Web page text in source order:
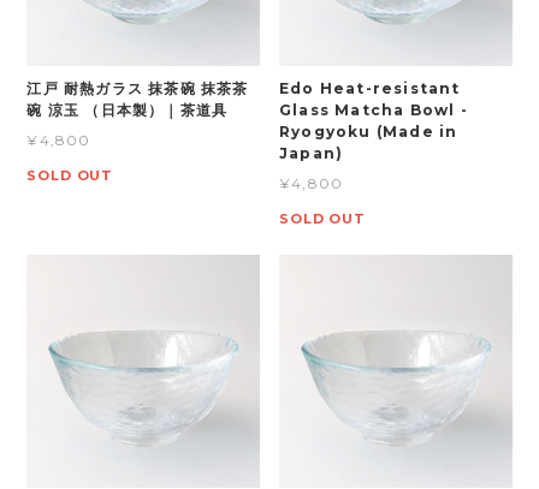
江戸 耐熱ガラス 抹茶碗 抹茶茶
碗 涼玉 （日本製）｜茶道具
¥4,800
SOLD OUT
Edo Heat-resistant
Glass Matcha Bowl -
Ryogyoku (Made in
Japan)
¥4,800
SOLD OUT